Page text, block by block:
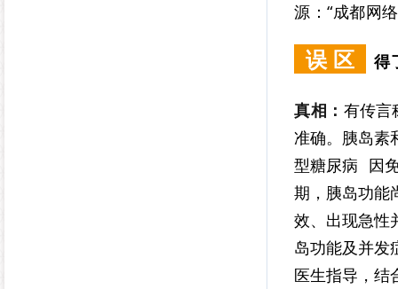
源：“成都网
误 区 得
真相： 有传言
准确。胰岛素
型糖尿病 因
期，胰岛功能
效、出现急性
岛功能及并发
医生指导，结